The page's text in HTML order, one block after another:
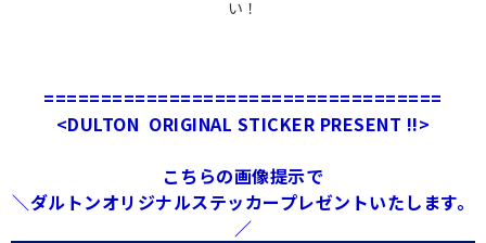
い！
===================================
<DULTON ORIGINAL STICKER PRESENT !!>
こちらの画像提示で
＼ダルトンオリジナルステッカープレゼントいたします。
／